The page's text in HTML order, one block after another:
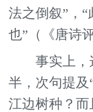
法之倒叙”，
也”（《唐诗
事实上，
半，次句提及
江边树种？而